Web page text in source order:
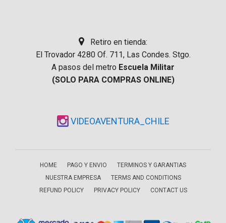
Retiro en tienda:
El Trovador 4280 Of. 711, Las Condes. Stgo.
A pasos del metro Escuela Militar
(SOLO PARA COMPRAS ONLINE)
VIDEOAVENTURA_CHILE
HOME PAGO Y ENVIO
TERMINOS Y GARANTIAS
NUESTRA EMPRESA
TERMS AND CONDITIONS
REFUND POLICY
PRIVACY POLICY CONTACT US